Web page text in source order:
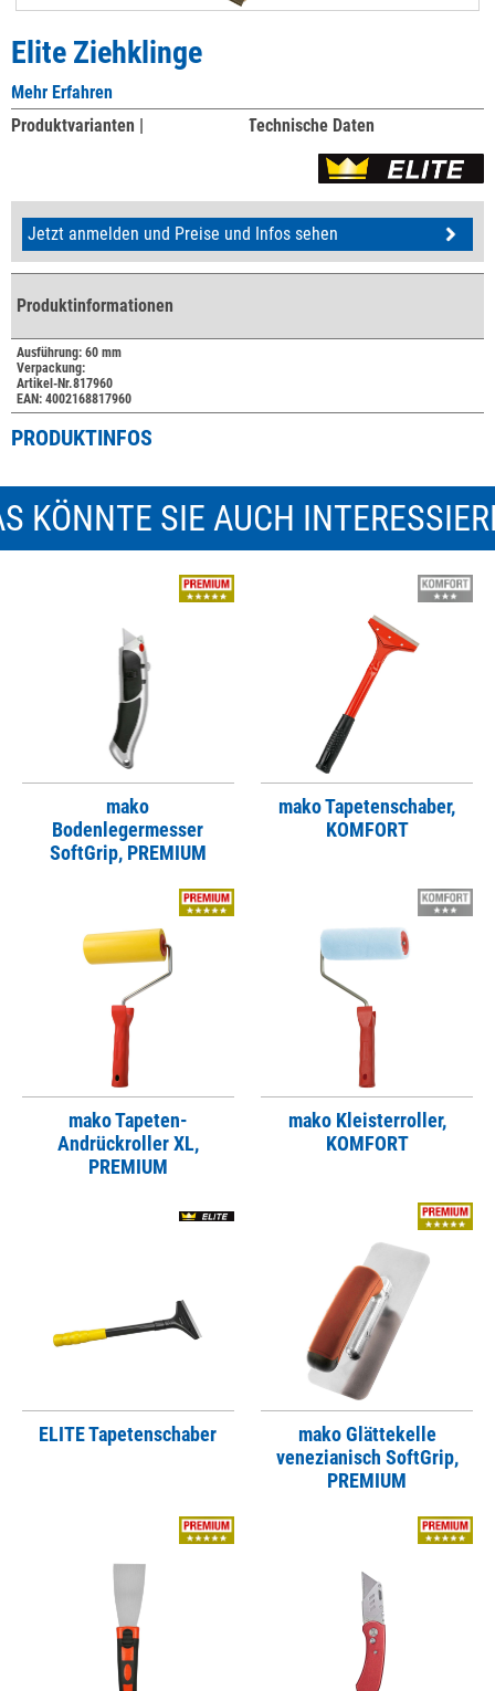
Elite Ziehklinge
Mehr Erfahren
Produktvarianten |
Technische Daten
Jetzt anmelden und Preise und Infos sehen
Produktinformationen
Ausführung: 60 mm
Verpackung:
Artikel-Nr.817960
EAN: 4002168817960
PRODUKTINFOS
KÖNNTE SIE AUCH
mako
Bodenlegermesser
SoftGrip, PREMIUM
mako Tapetenschaber,
KOMFORT
mako Tapeten-
Andrückroller XL,
PREMIUM
mako Kleisterroller,
KOMFORT
ELITE Tapetenschaber
mako Glättekelle
venezianisch SoftGrip,
PREMIUM